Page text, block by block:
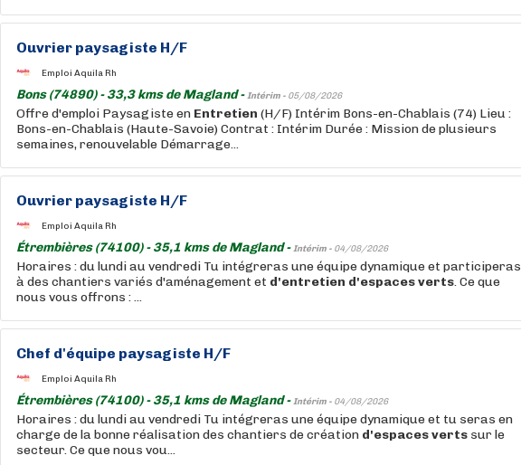
Ouvrier paysagiste H/F
Emploi Aquila Rh
Bons (74890) - 33,3 kms de Magland -Intérim - 05/08/2026
Offre d'emploi Paysagiste en Entretien (H/F) Intérim Bons-en-Chablais (74) Lieu :
Bons-en-Chablais (Haute-Savoie) Contrat : Intérim Durée : Mission de plusieurs
semaines, renouvelable Démarrage...
Ouvrier paysagiste H/F
Emploi Aquila Rh
Étrembières (74100) - 35,1 kms de Magland -Intérim - 04/08/2026
Horaires : du lundi au vendredi Tu intégreras une équipe dynamique et participeras
à des chantiers variés d'aménagement et d'entretien d'espacesverts. Ce que
nous vous offrons : ...
Chef d'équipe paysagiste H/F
Emploi Aquila Rh
Étrembières (74100) - 35,1 kms de Magland -Intérim - 04/08/2026
Horaires : du lundi au vendredi Tu intégreras une équipe dynamique et tu seras en
charge de la bonne réalisation des chantiers de création d'espacesverts sur le
secteur. Ce que nous vou...